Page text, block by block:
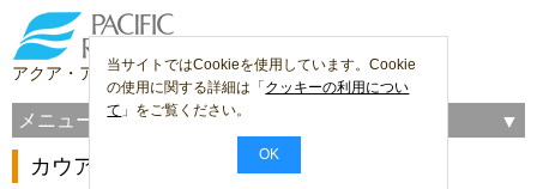
アクア・アストン・ホスピタリティー
メニュー
カウアイ島のホテルとコンドミニアム
当サイトではCookieを使用しています。Cookie
の使用に関する詳細は「 クッキーの利用につい
て 」をご覧ください。
OK